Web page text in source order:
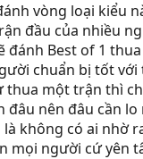
vòng loại kiểu
đầu của nhiều
đánh Best of 1
chuẩn bị tốt với
thua một trận thì
đâu nên đâu cần
là không có ai nhờ
mọi người cứ yên